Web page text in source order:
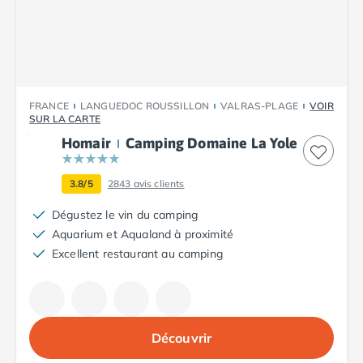
Camping Dinard
Camping Saint-Malo
Camping Morbihan
Camping Auray
Camping Carnac
Camping La Trinité sur Mer
Camping Locmariaquer
Camping Penestin
Camping Champagne-Ardenne
Camping Ardennes
FRANCE LANGUEDOC ROUSSILLON VALRAS-PLAGE
VOIR
SUR LA CARTE
Homair Camping Domaine La Yole
3.8/5 2843 avis clients
Dégustez le vin du camping
Aquarium et Aqualand à proximité
Excellent restaurant au camping
Découvrir